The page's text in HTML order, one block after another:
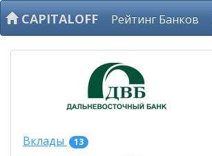
CAPITALOFF Рейтинг Банков
Вклады 13